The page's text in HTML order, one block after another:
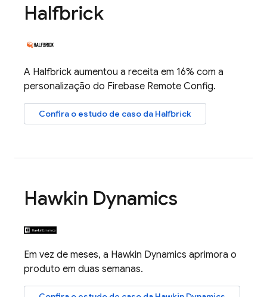
Halfbrick
A Halfbrick aumentou a receita em 16% com a
personalização do Firebase Remote Config.
Confira o estudo de caso da Halfbrick
Hawkin Dynamics
Em vez de meses, a Hawkin Dynamics aprimora o
produto em duas semanas.